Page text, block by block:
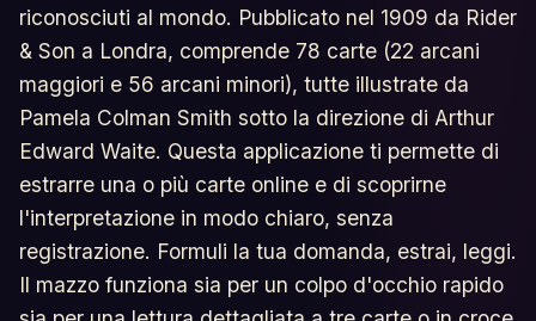
riconosciuti al mondo. Pubblicato nel 1909 da Rider
& Son a Londra, comprende 78 carte (22 arcani
maggiori e 56 arcani minori), tutte illustrate da
Pamela Colman Smith sotto la direzione di Arthur
Edward Waite. Questa applicazione ti permette di
estrarre una o più carte online e di scoprirne
l'interpretazione in modo chiaro, senza
registrazione. Formuli la tua domanda, estrai, leggi.
Il mazzo funziona sia per un colpo d'occhio rapido